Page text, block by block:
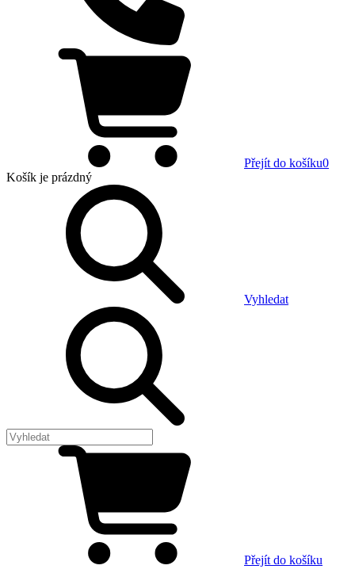
Přejít do košíku0
Košík je prázdný
Vyhledat
Přejít do košíku